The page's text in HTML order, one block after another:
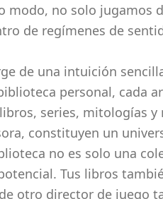
modo, no solo jugamos
de regímenes de
de una intuición
personal, cada
series, mitologías y
constituyen un
no es solo una
Tus libros
otro director de juego